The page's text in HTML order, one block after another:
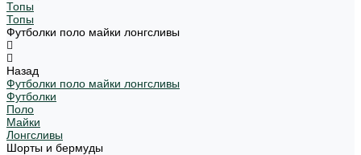
Топы
Топы
Футболки поло майки лонгсливы
Назад
Футболки поло майки лонгсливы
Футболки
Поло
Майки
Лонгсливы
Шорты и бермуды